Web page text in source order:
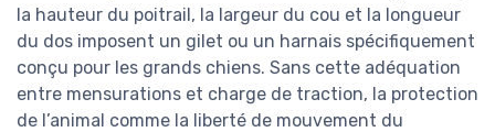
la hauteur du poitrail, la largeur du cou et la longueur
du dos imposent un gilet ou un harnais spécifiquement
conçu pour les grands chiens. Sans cette adéquation
entre mensurations et charge de traction, la protection
de l’animal comme la liberté de mouvement du